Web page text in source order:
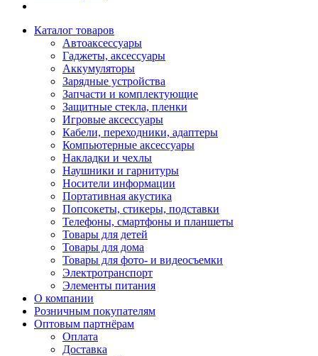
Каталог товаров
Автоаксессуары
Гаджеты, аксессуары
Аккумуляторы
Зарядные устройства
Запчасти и комплектующие
Защитные стекла, пленки
Игровые аксессуары
Кабели, переходники, адаптеры
Компьютерные аксессуары
Накладки и чехлы
Наушники и гарнитуры
Носители информации
Портативная акустика
Попсокеты, стикеры, подставки
Телефоны, смартфоны и планшеты
Товары для детей
Товары для дома
Товары для фото- и видеосъемки
Электротранспорт
Элементы питания
О компании
Розничным покупателям
Оптовым партнёрам
Оплата
Доставка